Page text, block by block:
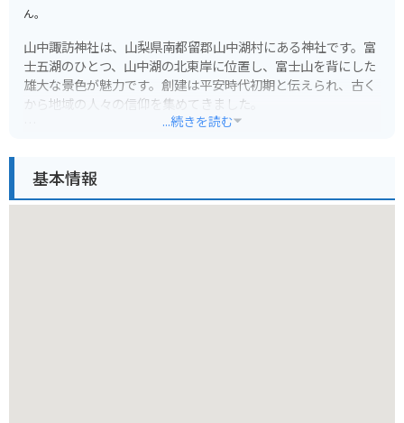
ん。
山中諏訪神社は、山梨県南都留郡山中湖村にある神社です。富
士五湖のひとつ、山中湖の北東岸に位置し、富士山を背にした
雄大な景色が魅力です。創建は平安時代初期と伝えられ、古く
から地域の人々の信仰を集めてきました。
樹齢数百年の杉の巨木が立ち並び、神聖な空気が漂っていま
す。特に、本殿背後にある富士山は、まさに神々しい存在感を
...続きを読む
基本情報